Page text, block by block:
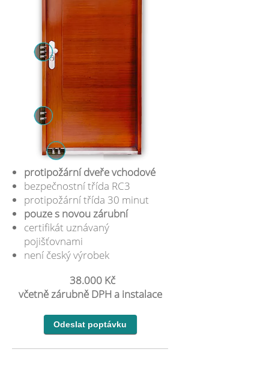
protipožární dveře vchodové
bezpečnostní třída RC3
protipožární třída 30 minut
pouze s novou zárubní
certifikát uznávaný
pojišťovnami
není český výrobek
38.000 Kč
včetně zárubně DPH a instalace